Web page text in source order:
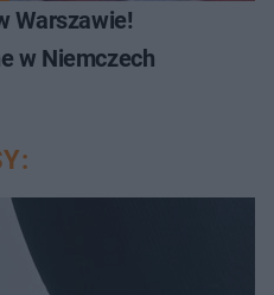
Warszawie!
w Niemczech